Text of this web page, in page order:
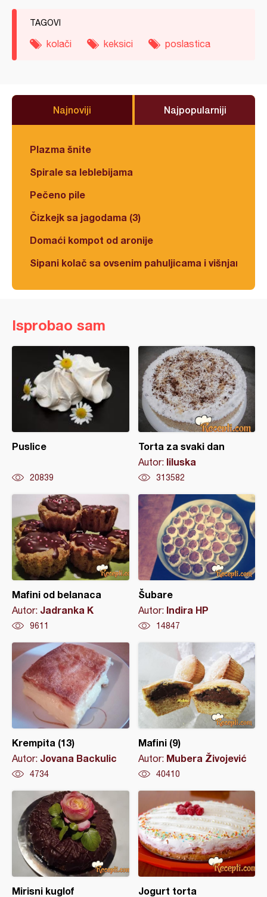
TAGOVI
kolači keksici poslastica
Najnoviji Najpopularniji
Plazma šnite
Spirale sa leblebijama
Pečeno pile
Čizkejk sa jagodama (3)
Domaći kompot od aronije
Sipani kolač sa ovsenim pahuljicama i višnjama
Isprobao sam
Puslice
20839
Torta za svaki dan
Autor: liluska
313582
Mafini od belanaca
Autor: Jadranka K
9611
Šubare
Autor: Indira HP
14847
Krempita (13)
Autor: Jovana Backulic
4734
Mafini (9)
Autor: Mubera Živojević
40410
Mirisni kuglof Jogurt torta